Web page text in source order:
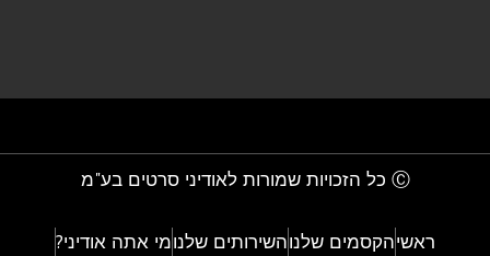
Ⓒ כל הזכויות שמורות לאודיני סרטים בע"מ
ראשיהקסמים שלנוהשירותים שלנומי אתה אודיני?